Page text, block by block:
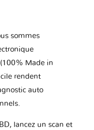
sommes
Made in
rendent
auto
lancez un scan et